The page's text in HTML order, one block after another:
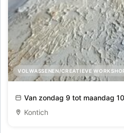
VOLWASSENEN/CREATIEVE
2 daagse workshop Schilderen
Van zondag 9 tot maandag
Kontich